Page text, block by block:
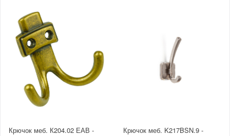
Крючок меб. К204.02 ЕАВ - Крючок меб. K217BSN.9 -